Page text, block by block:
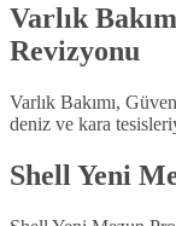
Varlık
Revizyonu
Varlık Bakımı,
deniz ve kara
Shell Yeni